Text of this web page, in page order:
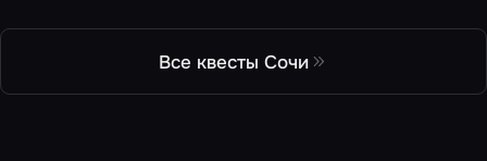
Все квесты Сочи